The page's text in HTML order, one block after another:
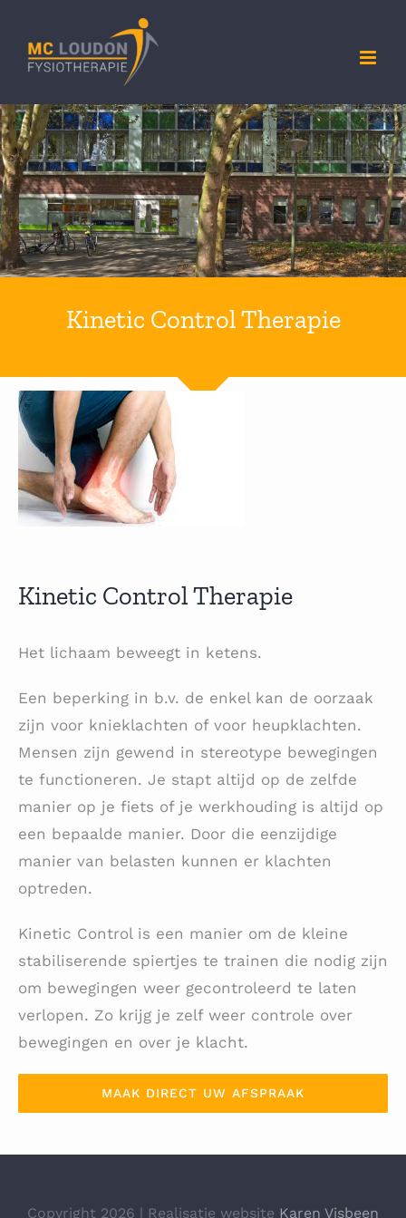
naar
inhoud
Kinetic Control Therapie
Kinetic Control Therapie
Het lichaam beweegt in ketens.
Een beperking in b.v. de enkel kan de oorzaak
zijn voor knieklachten of voor heupklachten.
Mensen zijn gewend in stereotype bewegingen
te functioneren. Je stapt altijd op de zelfde
manier op je fiets of je werkhouding is altijd op
een bepaalde manier. Door die eenzijdige
manier van belasten kunnen er klachten
optreden.
Kinetic Control is een manier om de kleine
stabiliserende spiertjes te trainen die nodig zijn
om bewegingen weer gecontroleerd te laten
verlopen. Zo krijg je zelf weer controle over
bewegingen en over je klacht.
MAAK DIRECT UW AFSPRAAK
Copyright 2026 | Realisatie website Karen Visbeen